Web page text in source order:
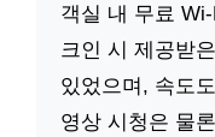
객실 내 무료
크인 시 제공받
있었으며, 속도
영상 시청은 물